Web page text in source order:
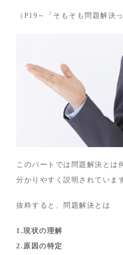
（P19～「そもそも問題解決
このパートでは問題解決とは
分かりやすく説明されていま
抜粋すると、問題解決とは
1.現状の理解
2.原因の特定